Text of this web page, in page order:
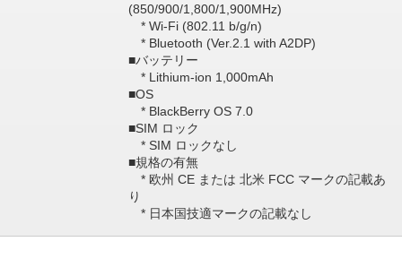
(850/900/1,800/1,900MHz)
* Wi-Fi (802.11 b/g/n)
* Bluetooth (Ver.2.1 with A2DP)
■バッテリー
* Lithium-ion 1,000mAh
■OS
* BlackBerry OS 7.0
■SIM ロック
* SIM ロックなし
■規格の有無
* 欧州 CE または 北米 FCC マークの記載あ
り
* 日本国技適マークの記載なし